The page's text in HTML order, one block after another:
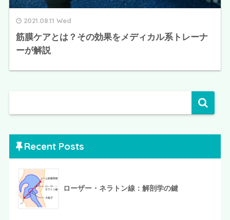
2021.08.11 Wed
筋膜ケアとは？その効果をメディカル系トレーナ
ーが解説
Recent Posts
ローザー・ネラトン線：解剖学の鍵